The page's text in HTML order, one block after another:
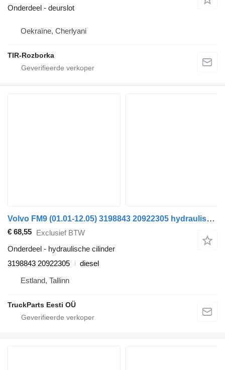
Onderdeel - deurslot
Oekraïne, Cherlyani
TIR-Rozborka
Volvo FM9 (01.01-12.05) 3198843 20922305 hydraulische cilinder voor Volvo FM7-FM12, FM, FMX (1998-2014) trekker
€ 68,55 Exclusief BTW
Onderdeel - hydraulische cilinder
3198843 20922305
diesel
Estland, Tallinn
TruckParts Eesti OÜ